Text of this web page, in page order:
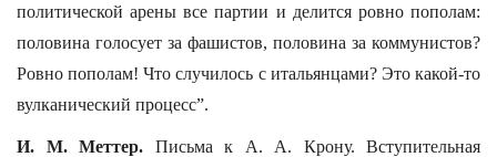
политической арены все партии и делится ровно пополам:
половина голосует за фашистов, половина за коммунистов?
Ровно пополам! Что случилось с итальянцами? Это какой-то
вулканический процесс”.
И. М. Меттер. Письма к А. А. Крону. Вступительная